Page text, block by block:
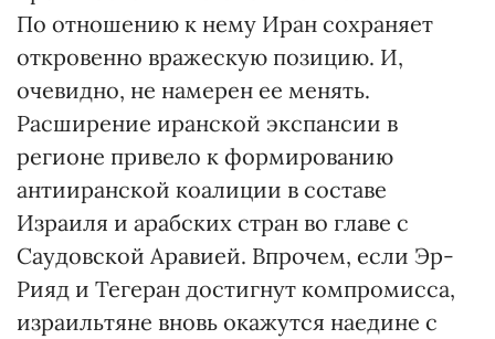
По отношению к нему Иран сохраняет
откровенно вражескую позицию. И,
очевидно, не намерен ее менять.
Расширение иранской экспансии в
регионе привело к формированию
антииранской коалиции в составе
Израиля и арабских стран во главе с
Саудовской Аравией. Впрочем, если Эр-
Рияд и Тегеран достигнут компромисса,
израильтяне вновь окажутся наедине с